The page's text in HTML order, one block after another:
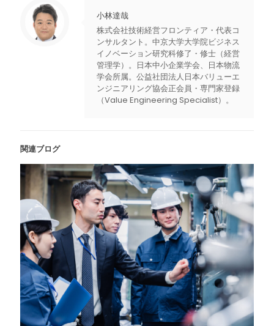
小林達哉
株式会社技術経営フロンティア・代表コ
ンサルタント。中京大学大学院ビジネス
イノベーション研究科修了・修士（経営
管理学）。日本中小企業学会、日本物流
学会所属。公益社団法人日本バリューエ
ンジニアリング協会正会員・専門家登録
（Value Engineering Specialist）。
関連ブログ